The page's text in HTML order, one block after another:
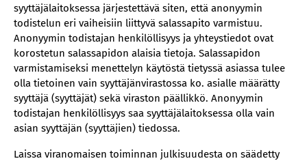
syyttäjälaitoksessa järjestettävä siten, että anonyymin
todistelun eri vaiheisiin liittyvä salassapito varmistuu.
Anonyymin todistajan henkilöllisyys ja yhteystiedot ovat
korostetun salassapidon alaisia tietoja. Salassapidon
varmistamiseksi menettelyn käytöstä tietyssä asiassa tulee
olla tietoinen vain syyttäjänvirastossa ko. asialle määrätty
syyttäjä (syyttäjät) sekä viraston päällikkö. Anonyymin
todistajan henkilöllisyys saa syyttäjälaitoksessa olla vain
asian syyttäjän (syyttäjien) tiedossa.
Laissa viranomaisen toiminnan julkisuudesta on säädetty